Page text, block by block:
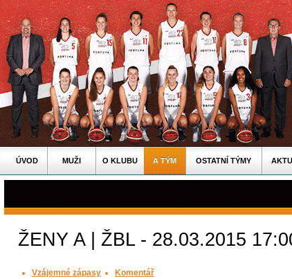
ÚVOD MUŽI O KLUBU A TÝM OSTATNÍ TÝMY
ŽENY A | ŽBL - 28.03.2015
Vzájemné zápasy Komentář